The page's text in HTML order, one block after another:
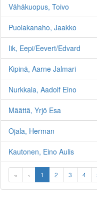
Vähäkuopus, Toivo
Puolakanaho, Jaakko
Iik, Eepi/Eevert/Edvard
Kipinä, Aarne Jalmari
Nurkkala, Aadolf Eino
Määttä, Yrjö Esa
Ojala, Herman
Kautonen, Eino Aulis
« ‹ 1 2 3 4